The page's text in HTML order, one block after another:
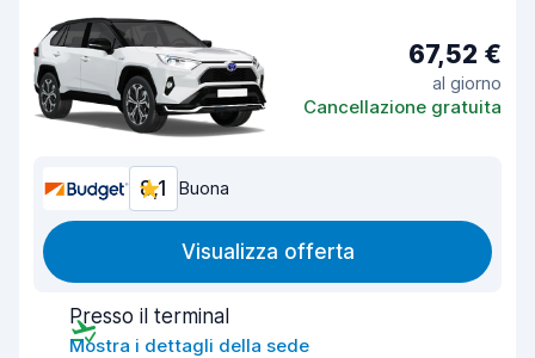
67,52 €
al giorno
Cancellazione gratuita
8,1 Buona
Visualizza offerta
Presso il terminal
Mostra i dettagli della sede